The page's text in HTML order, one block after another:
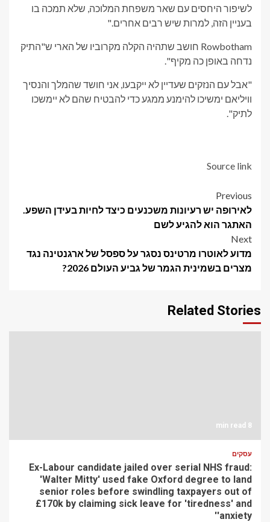
לשיפור היחסים עם שאר משפחת המלוכה, שלא תמכה בו
בעניין הזה, למרות שיש רבים אחרים."
Rowbotham חושב שתהיה הקלה מקרוביו של הארי ש"התיק
נדחה באופן כה מקיף".
"אבל עם הנזקים שעדיין לא ייקבעו, אני חושד שהמלך והנסיך
וויליאם ימשיכו להימנע ממגע כדי להבטיח שהם לא יימשכו
לתיק".
Source link
Post
navigation
Previous
לאירופה יש רעיונות משכנעים כיצד לחיות בעידן השפע.
האתגר הוא להגיע לשם
Next
מדוע לאוטרו מרטינס נסגר על ספסל של ארגנטינה נגד
מצרים בשמינית הגמר של גביע העולם 2026?
Related Stories
8 min read
עסקים
Ex-Labour candidate jailed over serial NHS fraud:
'Walter Mitty' used fake Oxford degree to land
senior roles before swindling taxpayers out of
£170k by claiming sick leave for 'tiredness' and
'anxiety'